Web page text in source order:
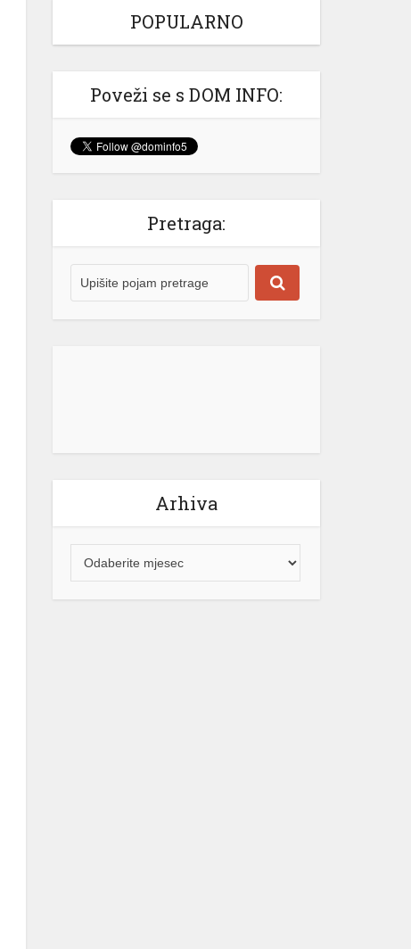
Gradina, Hum […][...]
Herceg Novom (VIDEO)
prestaje da oduševljava region!
Najbolji svih vremena je odlučio
Gori, a svakodnevno stižu snimci koji
nas uvjeravaju da on “nije sa ove
velike mase poznatih sportista i
ličnosti. @krivokapic00♬ original
sound – Luka Krivokapic Gotovo
POPULARNO